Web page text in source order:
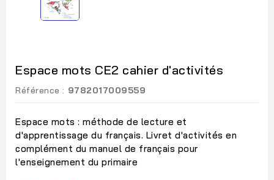
Espace mots CE2 cahier d'activités
Référence : 9782017009559
Espace mots : méthode de lecture et
d'apprentissage du français. Livret d'activités en
complément du manuel de français pour
l'enseignement du primaire